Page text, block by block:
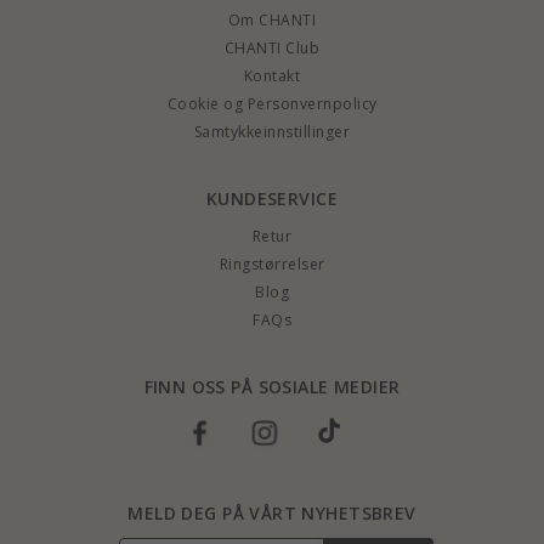
Om CHANTI
CHANTI Club
Kontakt
Cookie og Personvernpolicy
Samtykkeinnstillinger
KUNDESERVICE
Retur
Ringstørrelser
Blog
FAQs
FINN OSS PÅ SOSIALE MEDIER
MELD DEG PÅ VÅRT NYHETSBREV